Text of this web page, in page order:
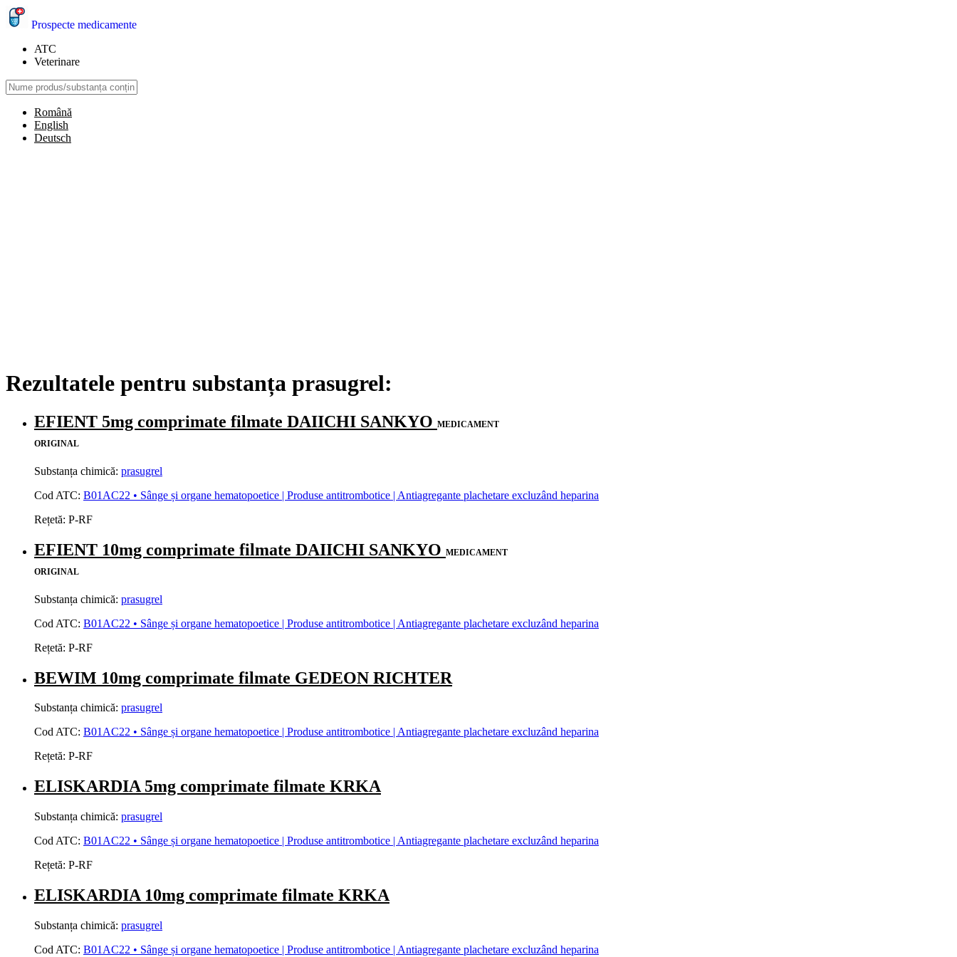
Prospecte medicamente
ATC
Veterinare
Română
English
Deutsch
Rezultatele pentru substanța prasugrel:
EFIENT 5mg comprimate filmate DAIICHI SANKYO MEDICAMENT
ORIGINAL
Substanța chimică: prasugrel
Cod ATC: B01AC22 • Sânge și organe hematopoetice | Produse antitrombotice | Antiagregante plachetare excluzând heparina
Rețetă: P-RF
EFIENT 10mg comprimate filmate DAIICHI SANKYO MEDICAMENT
ORIGINAL
Substanța chimică: prasugrel
Cod ATC: B01AC22 • Sânge și organe hematopoetice | Produse antitrombotice | Antiagregante plachetare excluzând heparina
Rețetă: P-RF
BEWIM 10mg comprimate filmate GEDEON RICHTER
Substanța chimică: prasugrel
Cod ATC: B01AC22 • Sânge și organe hematopoetice | Produse antitrombotice | Antiagregante plachetare excluzând heparina
Rețetă: P-RF
ELISKARDIA 5mg comprimate filmate KRKA
Substanța chimică: prasugrel
Cod ATC: B01AC22 • Sânge și organe hematopoetice | Produse antitrombotice | Antiagregante plachetare excluzând heparina
Rețetă: P-RF
ELISKARDIA 10mg comprimate filmate KRKA
Substanța chimică: prasugrel
Cod ATC: B01AC22 • Sânge și organe hematopoetice | Produse antitrombotice | Antiagregante plachetare excluzând heparina